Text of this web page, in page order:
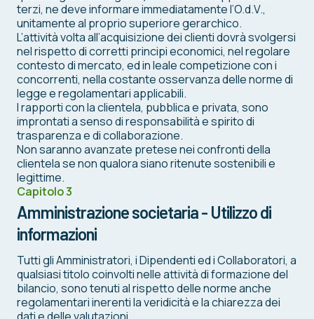
terzi, ne deve informare immediatamente l’O.d.V.,
unitamente al proprio superiore gerarchico.
L’attività volta all’acquisizione dei clienti dovrà svolgersi
nel rispetto di corretti principi economici, nel regolare
contesto di mercato, ed in leale competizione con i
concorrenti, nella costante osservanza delle norme di
legge e regolamentari applicabili.
I rapporti con la clientela, pubblica e privata, sono
improntati a senso di responsabilità e spirito di
trasparenza e di collaborazione.
Non saranno avanzate pretese nei confronti della
clientela se non qualora siano ritenute sostenibili e
legittime.
Capitolo 3
Amministrazione societaria - Utilizzo di
informazioni
Tutti gli Amministratori, i Dipendenti ed i Collaboratori, a
qualsiasi titolo coinvolti nelle attività di formazione del
bilancio, sono tenuti al rispetto delle norme anche
regolamentari inerenti la veridicità e la chiarezza dei